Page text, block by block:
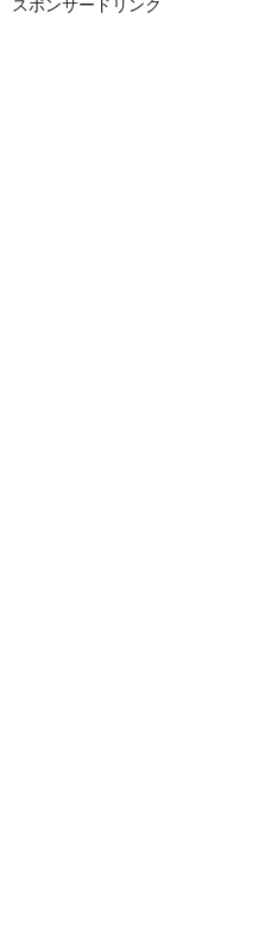
スポンサードリンク